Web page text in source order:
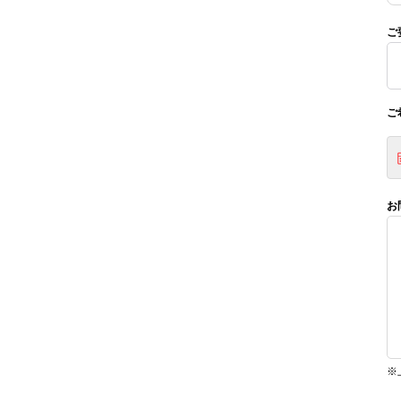
ご
ご
お
※